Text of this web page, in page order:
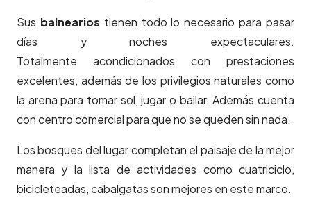
Sus balnearios tienen todo lo necesario para pasar
días y noches expectaculares.
Totalmente acondicionados con prestaciones
excelentes, además de los privilegios naturales como
la arena para tomar sol, jugar o bailar. Además cuenta
con centro comercial para que no se queden sin nada.
Los bosques del lugar completan el paisaje de la mejor
manera y la lista de actividades como cuatriciclo,
bicicleteadas, cabalgatas son mejores en este marco.